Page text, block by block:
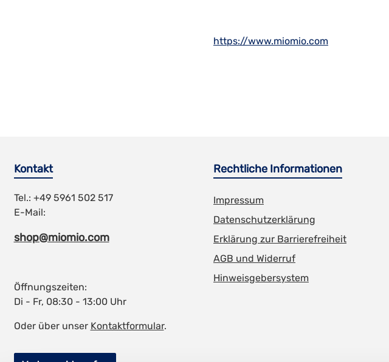
https://www.miomio.com
Kontakt
Tel.: +49 5961 502 517
E-Mail:
shop@miomio.com
Öffnungszeiten:
Di - Fr, 08:30 - 13:00 Uhr
Oder über unser Kontaktformular.
Rechtliche Informationen
Impressum
Datenschutzerklärung
Erklärung zur Barrierefreiheit
AGB und Widerruf
Hinweisgebersystem